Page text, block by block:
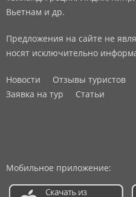
Вьетнам и др.
Предложения на сайте не
носят исключительно
Новости Отзывы туристов
Заявка на тур
Статьи
Мобильное приложение: